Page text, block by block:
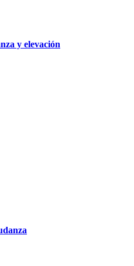
y elevación